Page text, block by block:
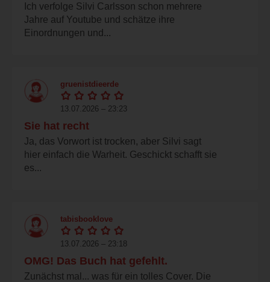
Ich verfolge Silvi Carlsson schon mehrere
Jahre auf Youtube und schätze ihre
Einordnungen und...
gruenistdieerde
13.07.2026 – 23:23
Sie hat recht
Ja, das Vorwort ist trocken, aber Silvi sagt
hier einfach die Warheit. Geschickt schafft sie
es...
tabisbooklove
13.07.2026 – 23:18
OMG! Das Buch hat gefehlt.
Zunächst mal... was für ein tolles Cover. Die